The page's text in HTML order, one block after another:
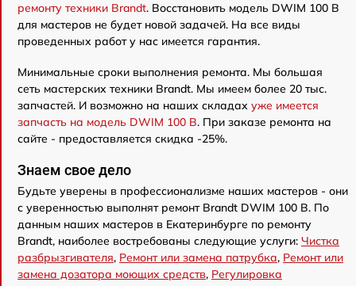
ремонту техники Brandt. Восстановить модель DWIM 100 B
для мастеров не будет новой задачей. На все виды
проведенных работ у нас имеется гарантия.
Минимальные сроки выполнения ремонта. Мы большая
сеть мастерских техники Brandt. Мы имеем более 20 тыс.
запчастей. И возможно на наших складах уже имеется
запчасть на модель DWIM 100 B. При заказе ремонта на
сайте - предоставляется скидка -25%.
Знаем свое дело
Будьте уверены в профессионализме наших мастеров - они
с уверенностью выполнят ремонт Brandt DWIM 100 B. По
данным наших мастеров в Екатеринбурге по ремонту
Brandt, наиболее востребованы следующие услуги: Чистка
разбрызгивателя, Ремонт или замена патрубка, Ремонт или
замена дозатора моющих средств, Регулировка